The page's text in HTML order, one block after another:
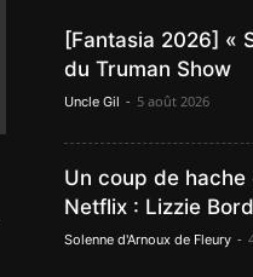
[Fantasia 2026] «
du Truman Show
Uncle Gil - 5 août 2026
Un coup de
Netflix : Lizzie
Solenne d'Arnoux de Fleury -